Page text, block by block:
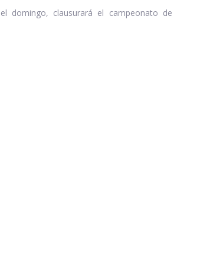
domingo, clausurará el campeonato de